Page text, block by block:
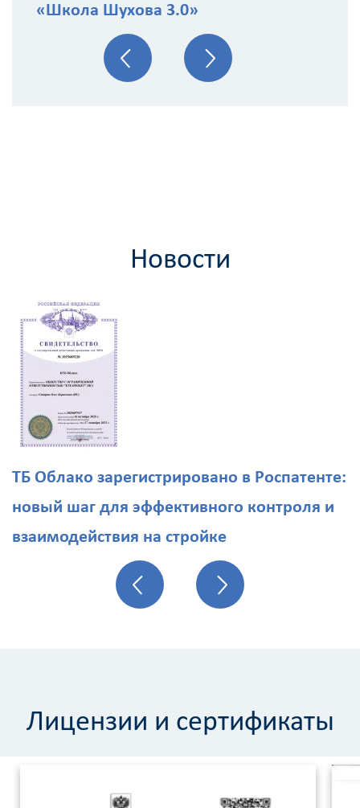
«Школа Шухова 3.0»
Новости
ТБ Облако зарегистрировано в Роспатенте:
новый шаг для эффективного контроля и
взаимодействия на стройке
Лицензии и сертификаты